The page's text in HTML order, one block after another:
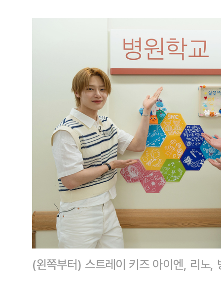
(왼쪽부터) 스트레이 키즈 아이엔, 리